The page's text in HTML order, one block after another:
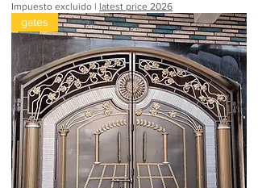
Impuesto excluido | latest price 2026
gates